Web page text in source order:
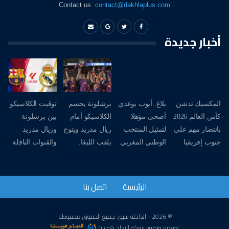
Contact us: contact@dakhlaplus.com
أخبار جديدة
المكسيك تدشن
كأس العالم 2026
بانتصار مهم على
جنوب إفريقيا
بلاغ..أيوب بوعدي
أضحى مؤهلا
لتمثيل المنتخب
الوطني المغربي
برشلونة يحسم
الكلاسيكو أمام
ريال مدريد ويتوج
بلقب الليغا.
توقيت الكلاسيكو
بين برشلونة
وريال مدريد
والقنوات الناقلة
الرئيسية اتصل بنا
© 2026 - الداخلة سبور. جميع الحقوق محفوظة.